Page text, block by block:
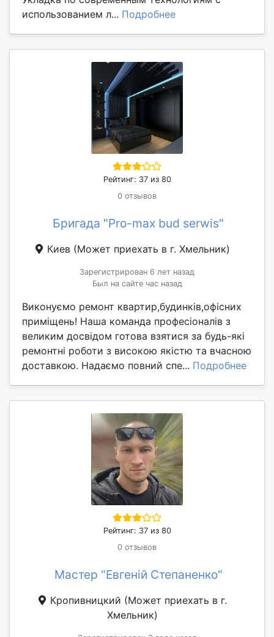
использованием л... Подробнее
Рейтинг: 37 из 80
0 отзывов
Бригада "Pro-max bud serwis"
Киев (Может приехать в г. Хмельник)
Зарегистрирован 6 лет назад
Был на сайте час назад
Виконуємо ремонт квартир,будинків,офісних
приміщень! Наша команда професіоналів з
великим досвідом готова взятися за будь-які
ремонтні роботи з високою якістю та вчасною
доставкою. Надаємо повний спе... Подробнее
Рейтинг: 37 из 80
0 отзывов
Мастер "Евгеній Степаненко"
Кропивницкий (Может приехать в г.
Хмельник)